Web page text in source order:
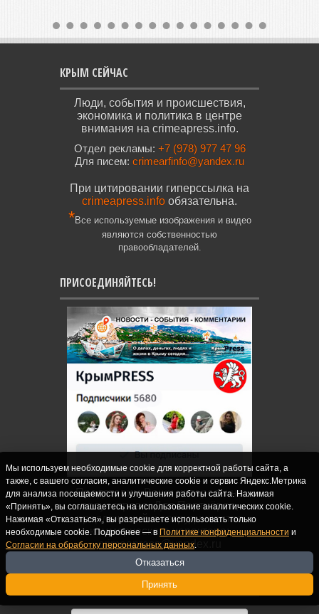
КРЫМ СЕЙЧАС
Люди, события и происшествия,
экономика и политика в центре
внимания на crimeapress.info.
Отдел рекламы: +7 (978) 977 47 96
Для писем: crimearfinfo@yandex.ru
При цитировании гиперссылка на
crimeapress.info обязательна.
*Все используемые изображения и видео
являются собственностью
правообладателей.
ПРИСОЕДИНЯЙТЕСЬ!
Представим Ваши интересы на
полуострове. Для Партнёров,
предложений и сотрудничества
коммерческого характера:
crimeapress@yandex.ru
Мы используем необходимые cookie для корректной работы сайта, а
также, с вашего согласия, аналитические cookie и сервис Яндекс.Метрика
для анализа посещаемости и улучшения работы сайта. Нажимая
«Принять», вы соглашаетесь на использование аналитических cookie.
Нажимая «Отказаться», вы разрешаете использовать только
необходимые cookie. Подробнее — в Политике конфиденциальности и
Согласии на обработку персональных данных.
Отказаться
Принять